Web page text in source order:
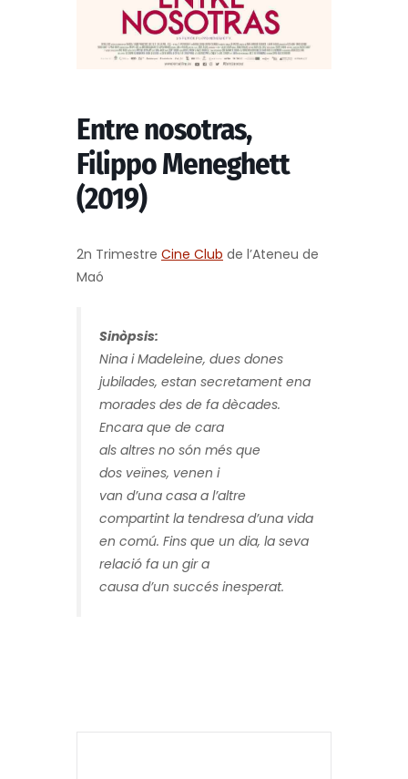
Entre nosotras,
Filippo Meneghett
(2019)
2n Trimestre Cine Club de l’Ateneu de
Maó
Sinòpsis:
Nina i Madeleine, dues dones
jubilades, estan secretament ena
morades des de fa dècades.
Encara que de cara
als altres no són més que
dos veïnes, venen i
van d’una casa a l’altre
compartint la tendresa d’una vida
en comú. Fins que un dia, la seva
relació fa un gir a
causa d’un succés inesperat.